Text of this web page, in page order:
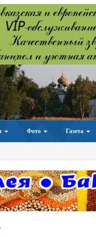
Фото Газета